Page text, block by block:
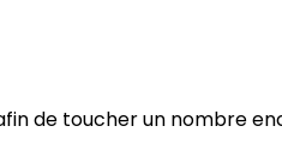
de toucher un nombre